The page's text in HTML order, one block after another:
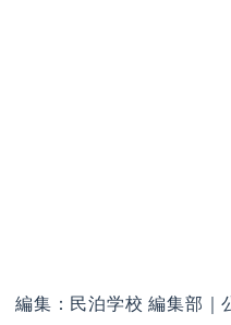
編集：民泊学校 編集部｜